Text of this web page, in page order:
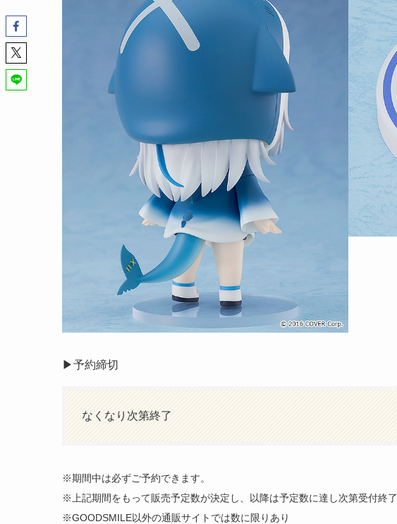
▶︎予約締切
なくなり次第終了
※期間中は必ずご予約できます。
※上記期間をもって販売予定数が決定し、以降は予定数に達し次第受付終了
※GOODSMILE以外の通販サイトでは数に限りあり